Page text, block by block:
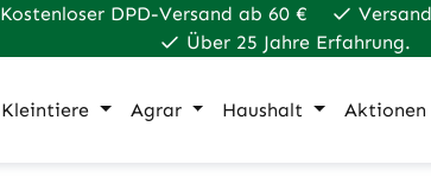
Kostenloser DPD-Versand ab 60 €
Über 25 Jahre Erfahrung.
Kleintiere Agrar Haushalt Aktionen